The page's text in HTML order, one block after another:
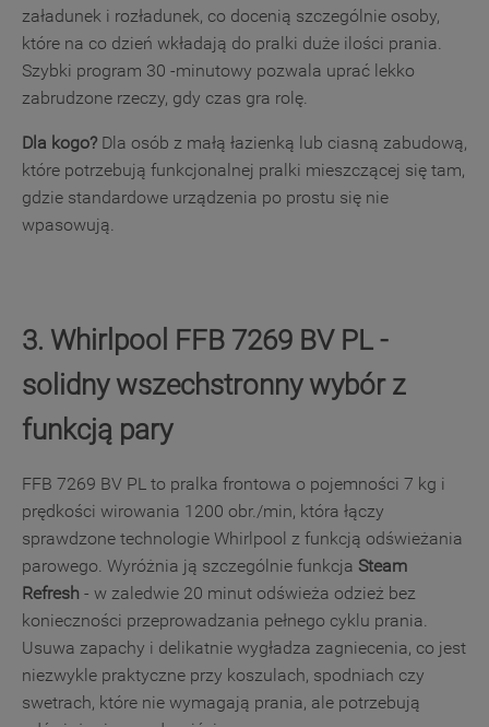
załadunek i rozładunek, co docenią szczególnie osoby,
które na co dzień wkładają do pralki duże ilości prania.
Szybki program 30 -minutowy pozwala uprać lekko
zabrudzone rzeczy, gdy czas gra rolę.
Dla kogo? Dla osób z małą łazienką lub ciasną zabudową,
które potrzebują funkcjonalnej pralki mieszczącej się tam,
gdzie standardowe urządzenia po prostu się nie
wpasowują.
3. Whirlpool FFB 7269 BV PL -
solidny wszechstronny wybór z
funkcją pary
FFB 7269 BV PL to pralka frontowa o pojemności 7 kg i
prędkości wirowania 1200 obr./min, która łączy
sprawdzone technologie Whirlpool z funkcją odświeżania
parowego. Wyróżnia ją szczególnie funkcja Steam
Refresh - w zaledwie 20 minut odświeża odzież bez
konieczności przeprowadzania pełnego cyklu prania.
Usuwa zapachy i delikatnie wygładza zagniecenia, co jest
niezwykle praktyczne przy koszulach, spodniach czy
swetrach, które nie wymagają prania, ale potrzebują